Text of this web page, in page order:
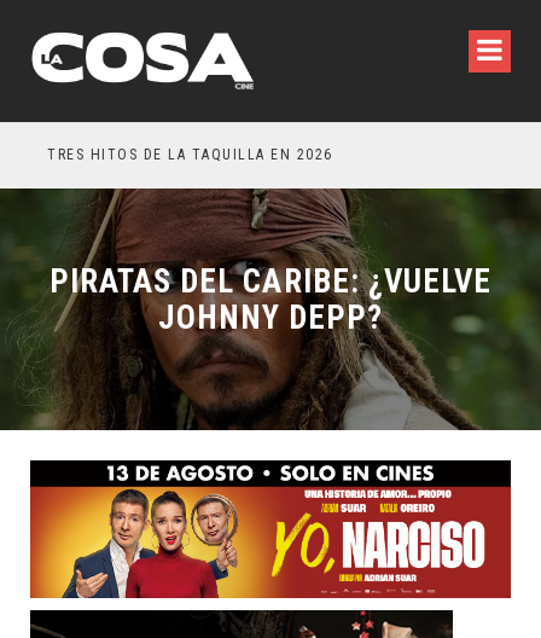
TRES HITOS DE LA TAQUILLA EN 2026
PIRATAS DEL CARIBE: ¿VUELVE
JOHNNY DEPP?